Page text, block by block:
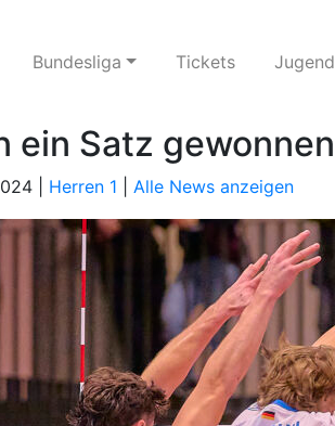
Bundesliga Tickets Jugend
ein Satz gewonnen
| Herren 1 Alle News anzeigen